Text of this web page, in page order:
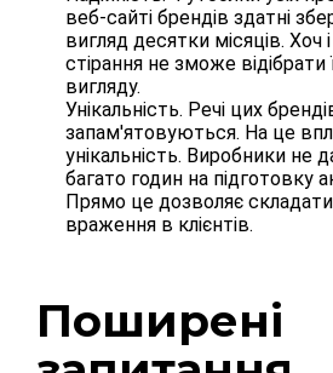
веб-сайті брендів здатні
вигляд десятки місяців. Хоч
стірання не зможе відібрати
вигляду.
Унікальність. Речі цих
запам'ятовуються. На це
унікальність. Виробники не
багато годин на підготовку
Прямо це дозволяє
враження в клієнтів.
Поширені